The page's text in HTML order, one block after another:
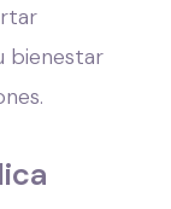
bienestar